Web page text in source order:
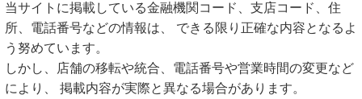
当サイトに掲載している金融機関コード、支店コード、住
所、電話番号などの情報は、 できる限り正確な内容となるよ
う努めています。
しかし、店舗の移転や統合、電話番号や営業時間の変更など
により、 掲載内容が実際と異なる場合があります。